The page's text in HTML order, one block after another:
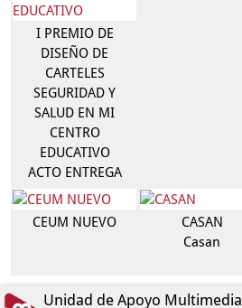
I PREMIO DE
DISEÑO DE
CARTELES
SEGURIDAD Y
SALUD EN MI
CENTRO
EDUCATIVO
ACTO ENTREGA
CEUM NUEVO
CASAN
Casan
Unidad de Apoyo Multimedia